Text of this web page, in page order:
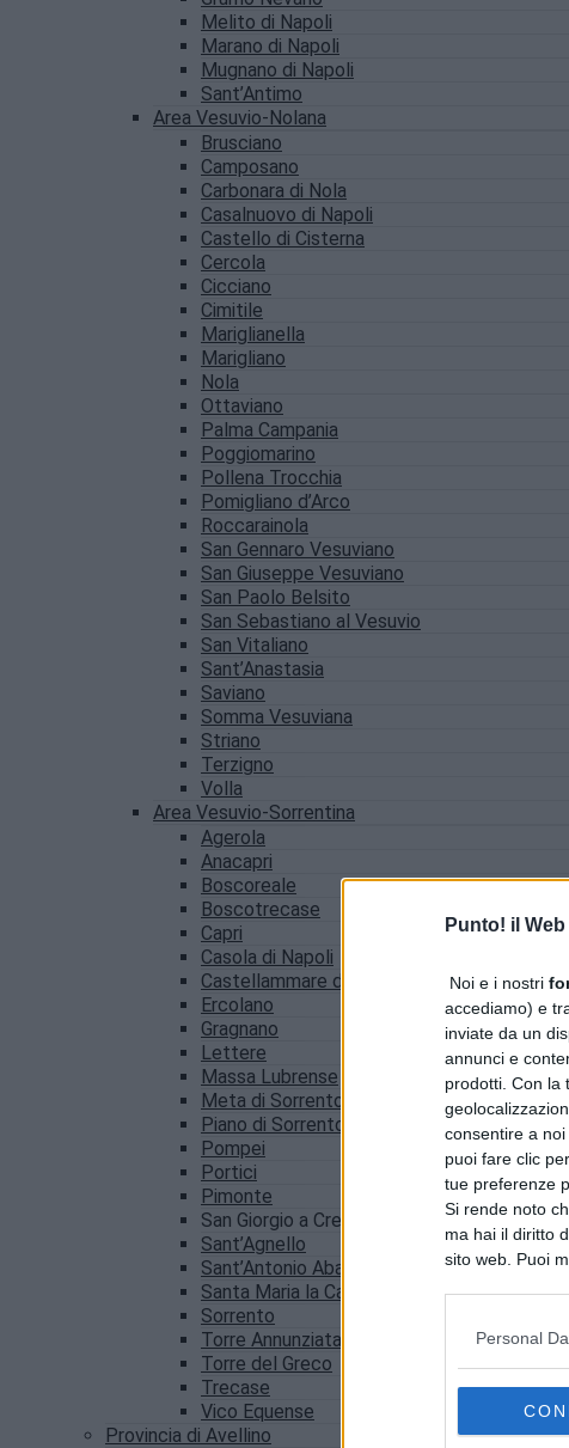
Punto! il
Noi e i nostri
accediamo) e
inviate da un
annunci e
prodotti. Con la
consentire a
puoi fare clic
tue preferenze
Si rende noto
ma hai il diritto
sito web. Puoi
Personal
Melito di Napoli
Marano di Napoli
Mugnano di Napoli
Sant’Antimo
Area Vesuvio-Nolana
Brusciano
Camposano
Carbonara di Nola
Casalnuovo di Napoli
Castello di Cisterna
Cercola
Cicciano
Cimitile
Mariglianella
Marigliano
Nola
Ottaviano
Palma Campania
Poggiomarino
Pollena Trocchia
Pomigliano d’Arco
Roccarainola
San Gennaro Vesuviano
San Giuseppe Vesuviano
San Paolo Belsito
San Sebastiano al Vesuvio
San Vitaliano
Sant’Anastasia
Saviano
Somma Vesuviana
Striano
Terzigno
Volla
Area Vesuvio-Sorrentina
Agerola
Anacapri
Boscoreale
Boscotrecase
Capri
Casola di Napoli
Castellammare di Stabia
Ercolano
Gragnano
Lettere
Massa Lubrense
Meta di Sorrento
Piano di Sorrento
Pompei
Portici
Pimonte
San Giorgio a Cremano
Sant’Agnello
Sant’Antonio Abate
Santa Maria la Carità
Sorrento
Torre Annunziata
Torre del Greco
Trecase
Vico Equense
Provincia di Avellino